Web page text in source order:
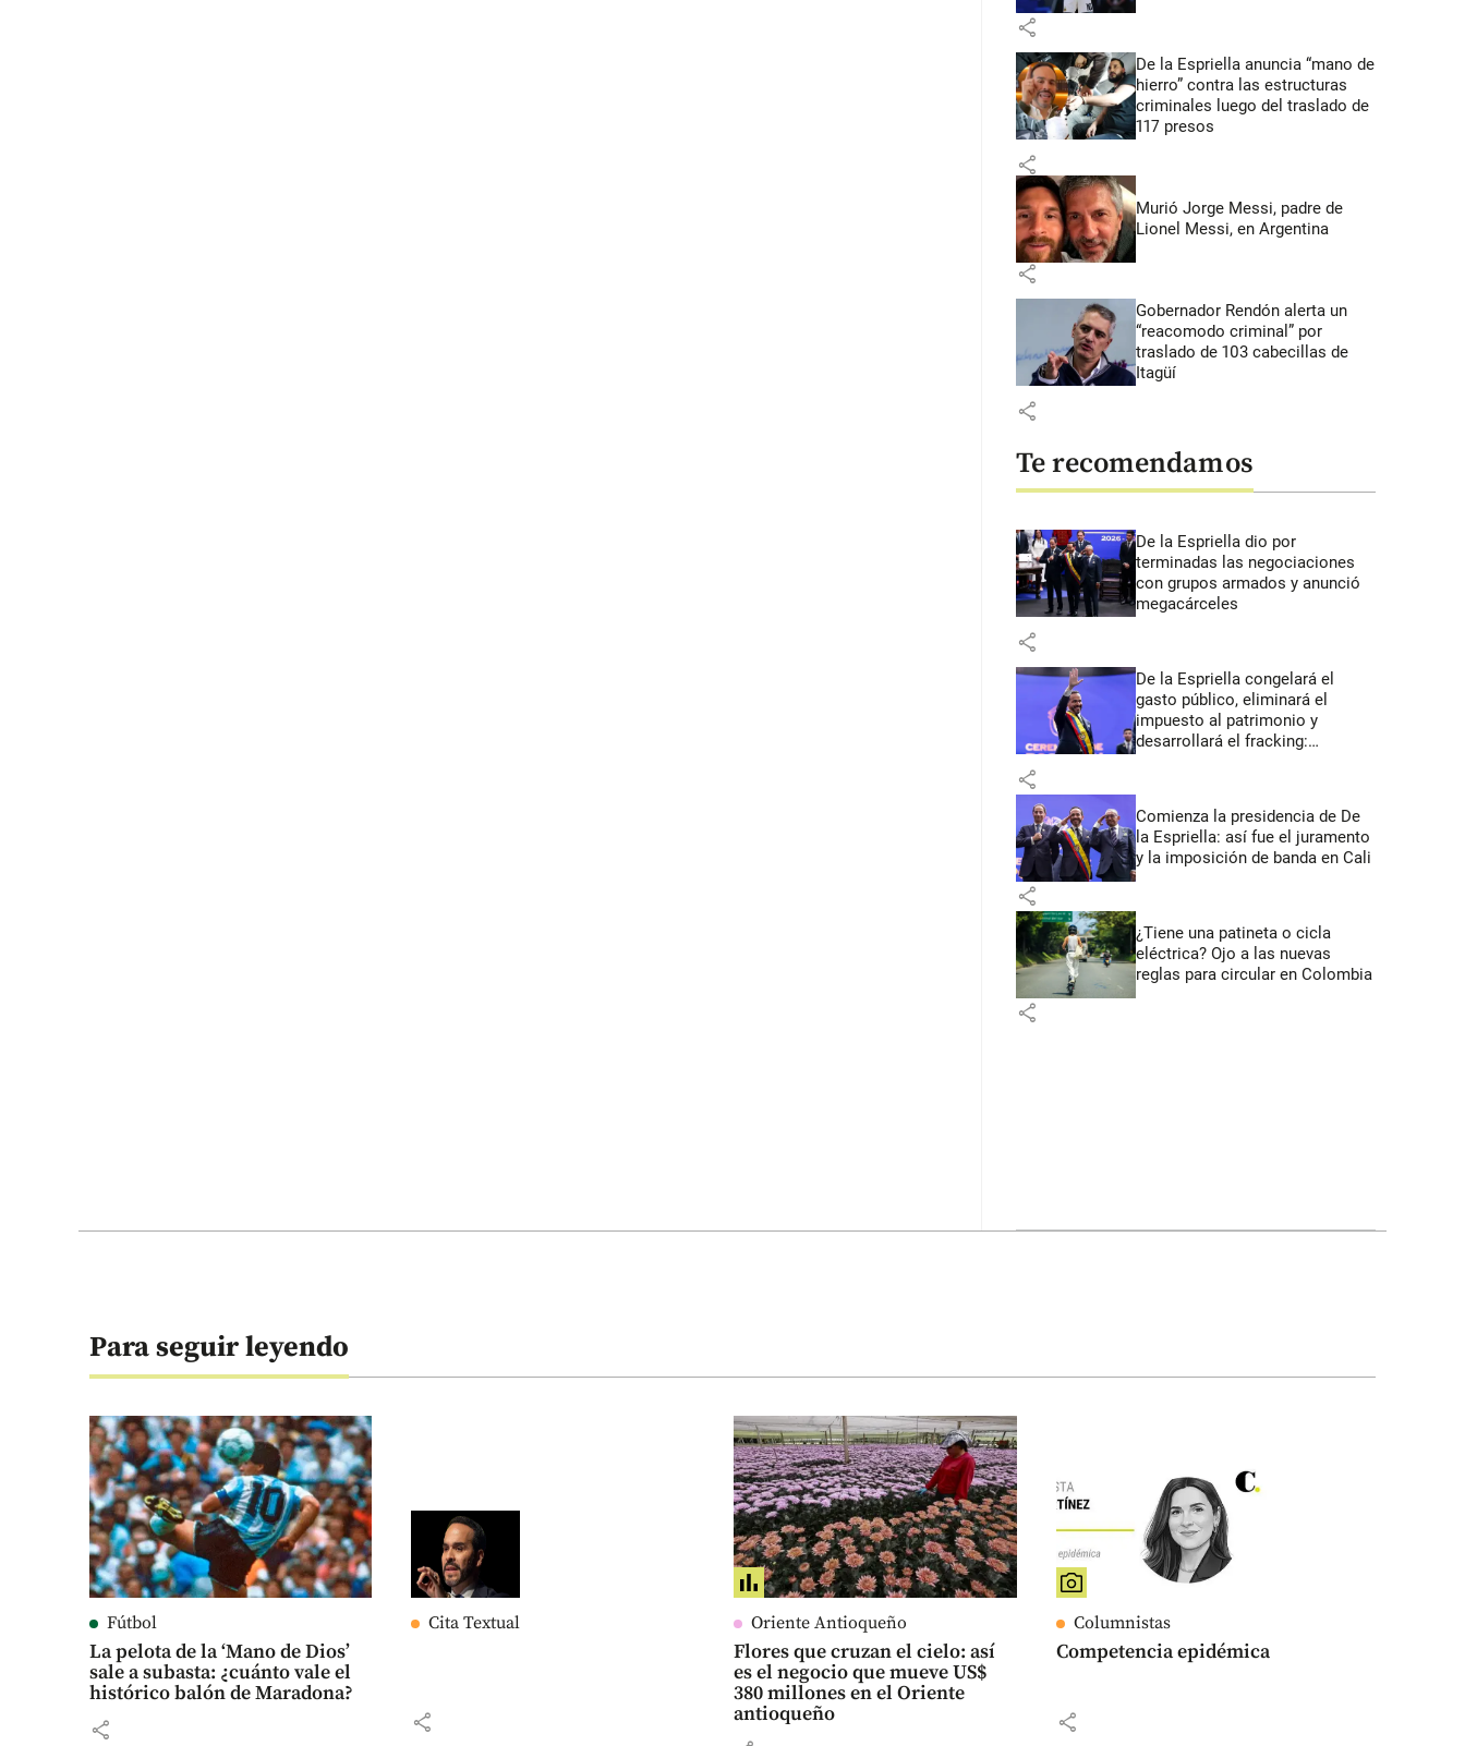
share
De la Espriella anuncia “mano de
hierro” contra las estructuras
criminales luego del traslado de
117 presos
share
Murió Jorge Messi, padre de
Lionel Messi, en Argentina
share
Gobernador Rendón alerta un
“reacomodo criminal” por
traslado de 103 cabecillas de
Itagüí
share
Te recomendamos
De la Espriella dio por
terminadas las negociaciones
con grupos armados y anunció
megacárceles
share
De la Espriella congelará el
gasto público, eliminará el
impuesto al patrimonio y
desarrollará el fracking:
share
Comienza la presidencia de De
la Espriella: así fue el juramento
y la imposición de banda en Cali
share
¿Tiene una patineta o cicla
eléctrica? Ojo a las nuevas
reglas para circular en Colombia
share
Para seguir leyendo
Fútbol
La pelota de la ‘Mano de Dios’
sale a subasta: ¿cuánto vale el
histórico balón de Maradona?
share
Cita Textual
share
Oriente Antioqueño
Flores que cruzan el cielo: así
es el negocio que mueve US$
380 millones en el Oriente
antioqueño
Columnistas
Competencia epidémica
share